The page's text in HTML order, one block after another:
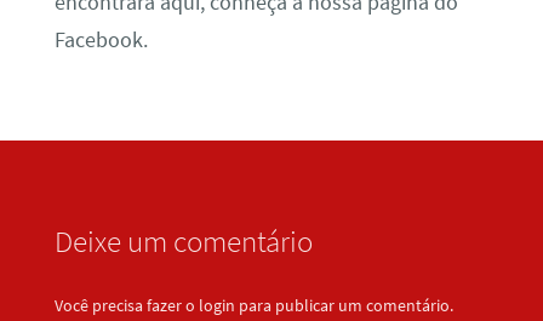
Facebook.
Deixe um comentário
Você precisa fazer o login para publicar um comentário.